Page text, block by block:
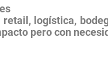
logística,
pero con